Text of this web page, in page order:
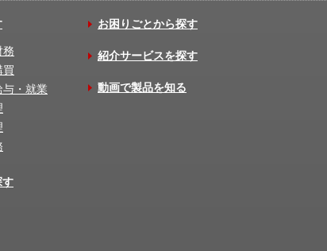
務
買
与・就業
す
お困りごとから探す
紹介サービスを探す
動画で製品を知る